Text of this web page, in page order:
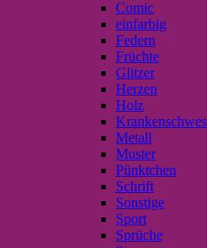
Comic
einfarbig
Federn
Früchte
Glitzer
Herzen
Holz
Metall
Muster
Pünktchen
Schrift
Sonstige
Sport
Sprüche